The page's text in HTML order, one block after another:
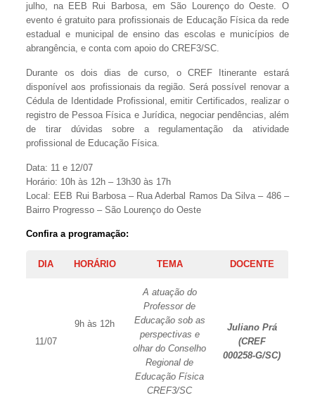
julho, na EEB Rui Barbosa, em São Lourenço do Oeste. O
evento é gratuito para profissionais de Educação Física da rede
estadual e municipal de ensino das escolas e municípios de
abrangência, e conta com apoio do CREF3/SC.
Durante os dois dias de curso, o CREF Itinerante estará
disponível aos profissionais da região. Será possível renovar a
Cédula de Identidade Profissional, emitir Certificados, realizar o
registro de Pessoa Física e Jurídica, negociar pendências, além
de tirar dúvidas sobre a regulamentação da atividade
profissional de Educação Física.
Data: 11 e 12/07
Horário: 10h às 12h – 13h30 às 17h
Local: EEB Rui Barbosa – Rua Aderbal Ramos Da Silva – 486 –
Bairro Progresso – São Lourenço do Oeste
Confira a programação:
DIA HORÁRIO TEMA DOCENTE
11/07
9h às 12h
A atuação do
Professor de
Educação sob as
perspectivas e
olhar do Conselho
Regional de
Educação Física
CREF3/SC
Juliano Prá
(CREF
000258-G/SC)